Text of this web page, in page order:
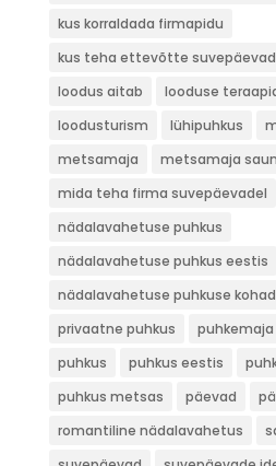
kus korraldada firmapidu
kus teha ettevõtte suvepäevad
loodus aitab
looduse
loodusturism
lühipuhkus
metsamaja
metsamaja
mida teha firma suvepäevadel
nädalavahetuse puhkus
nädalavahetuse puhkus eestis
nädalavahetuse puhkuse
privaatne puhkus
puhkemaja
puhkus
puhkus eestis
puhkus metsas
päevad
romantiline nädalavahetus